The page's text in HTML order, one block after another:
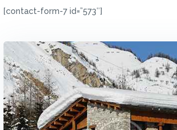
[contact-form-7 id=”573″]